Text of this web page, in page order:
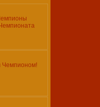
Чемпионом!